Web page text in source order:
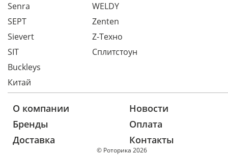
Senra
SEPT
Sievert
SIT
WELDY
Zenten
Z-Техно
Сплитстоун
Buckleys
Китай
© Роторика 2026
О компании
Новости
Бренды
Оплата
Доставка
Контакты